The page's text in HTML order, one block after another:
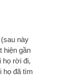
này
hiện gần
họ rời đi,
họ đã tìm